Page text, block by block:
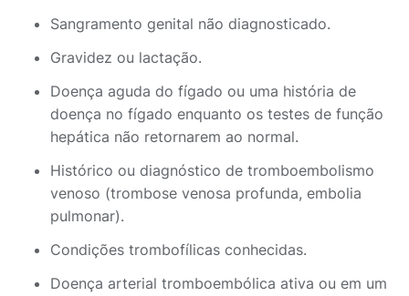
Sangramento genital não diagnosticado.
Gravidez ou lactação.
Doença aguda do fígado ou uma história de
doença no fígado enquanto os testes de função
hepática não retornarem ao normal.
Histórico ou diagnóstico de tromboembolismo
venoso (trombose venosa profunda, embolia
pulmonar).
Condições trombofílicas conhecidas.
Doença arterial tromboembólica ativa ou em um